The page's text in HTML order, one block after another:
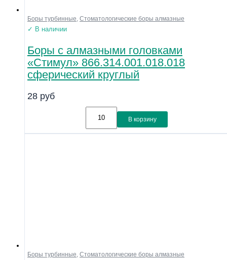
Боры турбинные Стоматологические боры алмазные
✓ В наличии
Боры с алмазными головками
«Стимул» 866.314.001.018.018
сферический круглый
28 руб
В корзину
Боры турбинные, Стоматологические боры алмазные